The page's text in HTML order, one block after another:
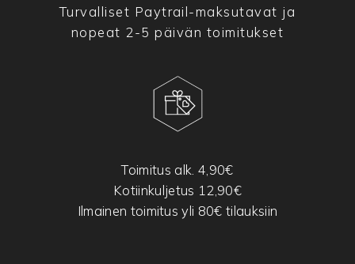
Turvalliset Paytrail-maksutavat ja
nopeat 2-5 päivän toimitukset
Toimitus alk. 4,90€
Kotiinkuljetus 12,90€
Ilmainen toimitus yli 80€ tilauksiin